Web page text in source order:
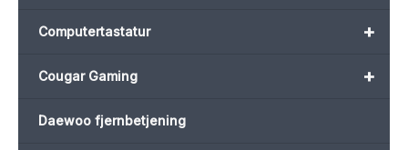
+
Computertastatur
+
Cougar Gaming
Daewoo fjernbetjening